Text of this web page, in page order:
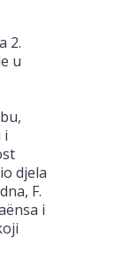
2.
u
i
djela
F.
i